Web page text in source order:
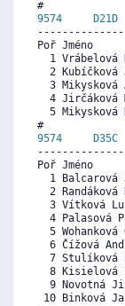
9574
D21D
Poř Jméno
1
2
3
4
5
9574
D35C
Poř Jméno
1
2
3
4
5
6
7
8
9
10